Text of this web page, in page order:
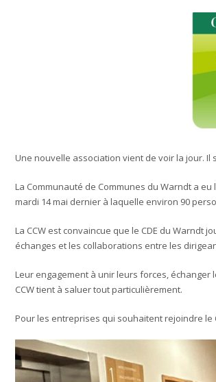
Une nouvelle association vient de voir la jour. Il
La Communauté de Communes du Warndt a
mardi 14 mai dernier à laquelle environ 90
La CCW est convaincue que le CDE du
échanges et les collaborations entre les
Leur engagement à unir leurs forces,
CCW tient à saluer tout particulièrement.
Pour les entreprises qui souhaitent rejoindre le